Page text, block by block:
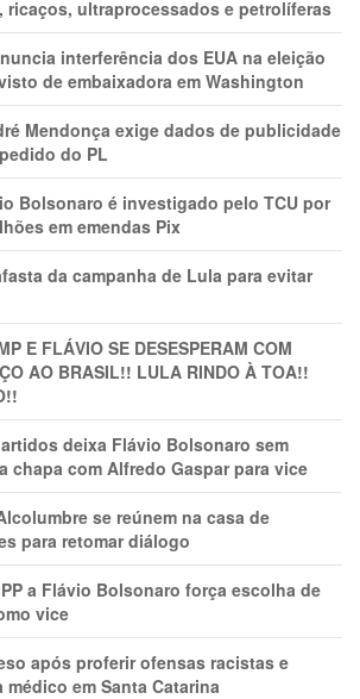
ricaços, ultraprocessados e petrolíferas
interferência dos EUA na eleição
de embaixadora em Washington
Mendonça exige dados de publicidade
do PL
Bolsonaro é investigado pelo TCU por
em emendas Pix
da campanha de Lula para evitar
E FLÁVIO SE DESESPERAM COM
AO BRASIL!! LULA RINDO À TOA!!
deixa Flávio Bolsonaro sem
chapa com Alfredo Gaspar para vice
se reúnem na casa de
para retomar diálogo
a Flávio Bolsonaro força escolha de
vice
após proferir ofensas racistas e
em Santa Catarina